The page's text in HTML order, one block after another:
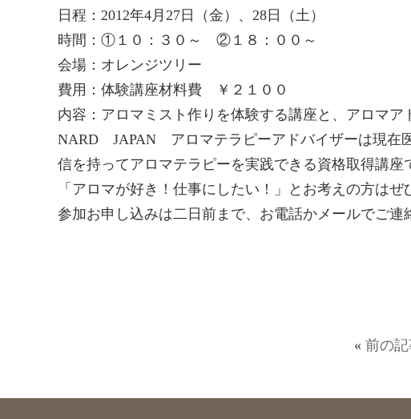
日程：2012年4月27日（金）、28日（土）
時間：①１０：３０～ ②１８：００～
会場：オレンジツリー
費用：体験講座材料費 ￥２１００
内容：アロマミスト作りを体験する講座と、アロマ
NARD JAPAN アロマテラピーアドバイザーは現在
信を持ってアロマテラピーを実践できる資格取得講座
「アロマが好き！仕事にしたい！」とお考えの方はぜ
参加お申し込みは二日前まで、お電話かメールでご連
« 前の